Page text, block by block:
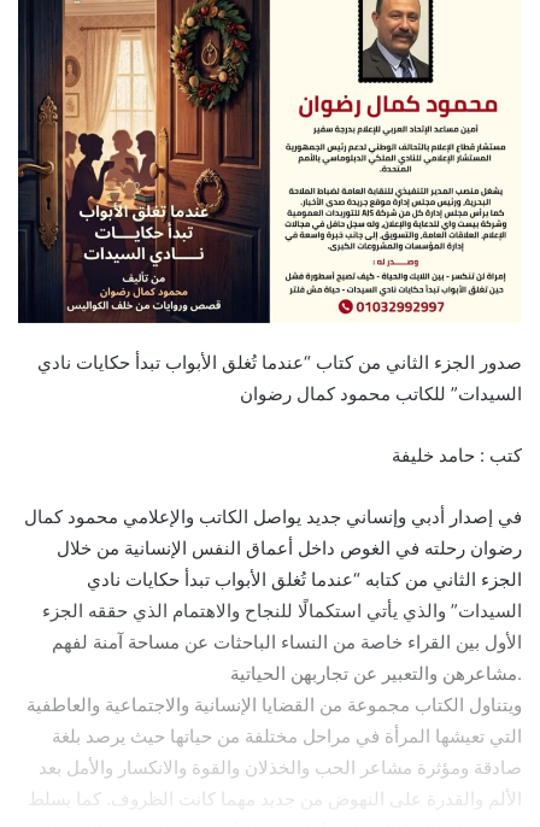
صدور الجزء الثاني من كتاب “عندما تُغلق الأبواب تبدأ حكايات نادي
السيدات” للكاتب محمود كمال رضوان
كتب : حامد خليفة
في إصدار أدبي وإنساني جديد يواصل الكاتب والإعلامي محمود كمال
رضوان رحلته في الغوص داخل أعماق النفس الإنسانية من خلال
الجزء الثاني من كتابه “عندما تُغلق الأبواب تبدأ حكايات نادي
السيدات” والذي يأتي استكمالًا للنجاح والاهتمام الذي حققه الجزء
الأول بين القراء خاصة من النساء الباحثات عن مساحة آمنة لفهم
مشاعرهن والتعبير عن تجاربهن الحياتية.
ويتناول الكتاب مجموعة من القضايا الإنسانية والاجتماعية والعاطفية
التي تعيشها المرأة في مراحل مختلفة من حياتها حيث يرصد بلغة
صادقة ومؤثرة مشاعر الحب والخذلان والقوة والانكسار والأمل بعد
الألم والقدرة على النهوض من جديد مهما كانت الظروف. كما يسلط